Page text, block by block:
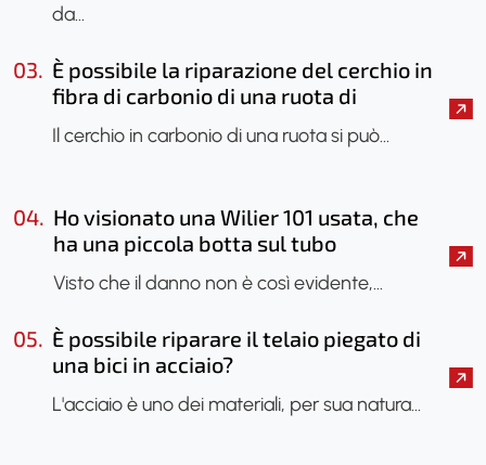
da…
03. È possibile la riparazione del cerchio in
fibra di carbonio di una ruota di
bicicletta?
Il cerchio in carbonio di una ruota si può…
04. Ho visionato una Wilier 101 usata, che
ha una piccola botta sul tubo
orizzontale, sembra che sia saltato
solo lo smalto, è il caso di farla vedere?
Si potrebbe fare una radiografia per
verificare se il telaio ha subito danni?
Visto che il danno non è così evidente,…
05. È possibile riparare il telaio piegato di
una bici in acciaio?
L'acciaio è uno dei materiali, per sua natura…